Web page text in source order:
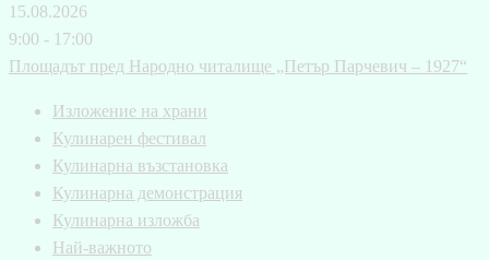
15.08.2026
9:00 - 17:00
Площадът пред Народно читалище „Петър Парчевич – 1927“
Изложение на храни
Кулинарен фестивал
Кулинарна възстановка
Кулинарна демонстрация
Кулинарна изложба
Най-важното